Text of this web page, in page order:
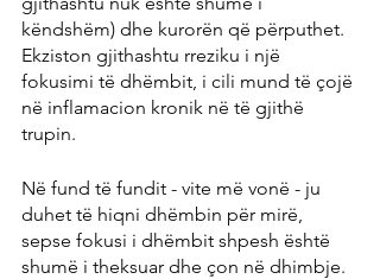
këndshëm) dhe kurorën që përputhet.
Ekziston gjithashtu rreziku i një
fokusimi të dhëmbit, i cili mund të çojë
në inflamacion kronik në të gjithë
trupin.
Në fund të fundit - vite më vonë - ju
duhet të hiqni dhëmbin për mirë,
sepse fokusi i dhëmbit shpesh është
shumë i theksuar dhe çon në dhimbje.